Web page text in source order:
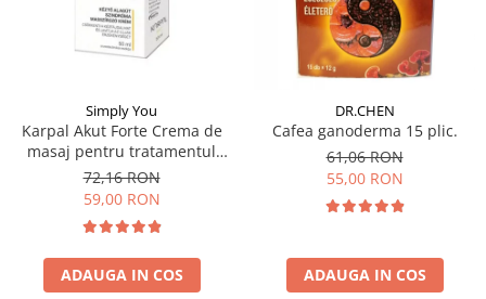
Simply You
Karpal Akut Forte Crema de
masaj pentru tratamentul
sindromului de tunel carpian
50ml
72,16 RON
59,00 RON
ADAUGA IN COS
DR.CHEN
Cafea ganoderma 15 plic.
61,06 RON
55,00 RON
ADAUGA IN COS